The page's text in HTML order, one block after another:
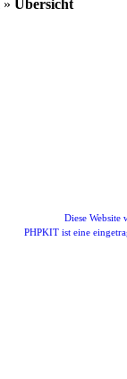
» Übersicht
Diese Website
PHPKIT ist eine